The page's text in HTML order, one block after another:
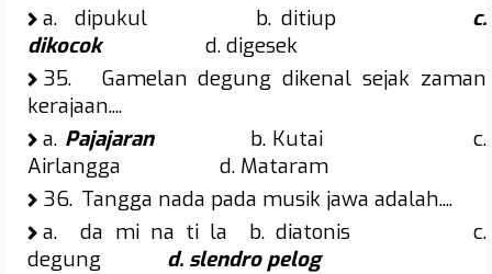
a.
dipukul b. ditiup c.
dikocokd. digesek
35.
Gamelan degung dikenal sejak zaman
kerajaan....
a. Pajajaranb. Kutai c.
Airlangga d. Mataram
36. Tangga nada pada musik jawa adalah....
a.
da mi na ti la b. diatonis c.
degung d. slendro pelog